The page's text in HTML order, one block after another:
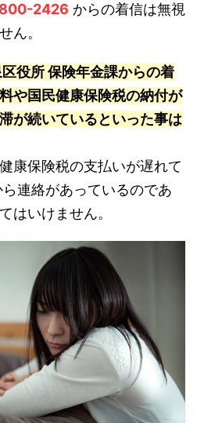
2426 からの着信は無視
ん。
役所 保険年金課からの着
や国民健康保険税の納付が
が続いているといった事は
康保険税の支払いが遅れて
連絡があっているのであ
はいけません。